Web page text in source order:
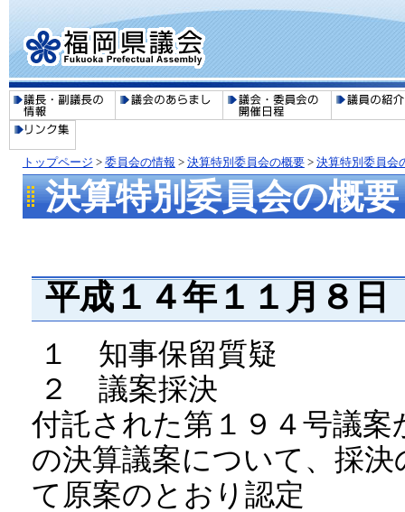
トップページ > 委員会の情報 > 決算特別委員会の概要> 決算特別委員会
決算特別委員会の概
平成１４年１１月８日
１ 知事保留質疑
２ 議案採決
付託された第１９４号議
の決算議案について、採
て原案のとおり認定